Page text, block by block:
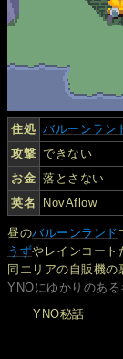
住処 バルーンラン
攻撃 できない
お金 落とさない
英名
NovAflow
昼のバルーンランド
うずやレインコート
同エリアの自販機の
YNOにゆかりのある
YNO秘話